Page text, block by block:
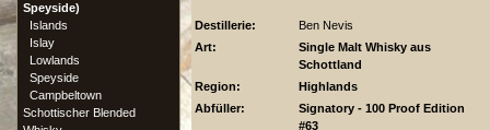
Destillerie:
Ben Nevis
Art:
Single Malt Whisky aus
Schottland
Region:
Highlands
Abfüller:
Signatory - 100 Proof Edition
#63
Speyside)
Islands
Islay
Lowlands
Speyside
Campbeltown
Schottischer Blended